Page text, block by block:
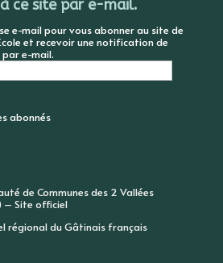
ce site par e-mail.
e-mail pour vous abonner au site de
et recevoir une notification de
e-mail.
abonnés
de Communes des 2 Vallées
– Site officiel
régional du Gâtinais français